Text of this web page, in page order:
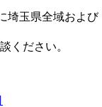
埼玉県全域および
ください。